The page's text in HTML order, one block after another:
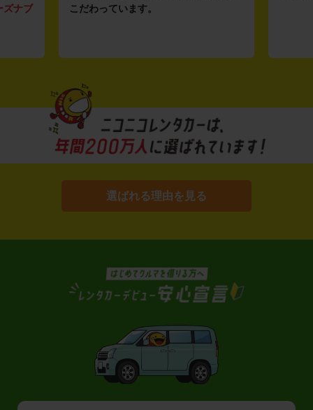
ズナブ
こだわっています。
選ばれる理由を見る